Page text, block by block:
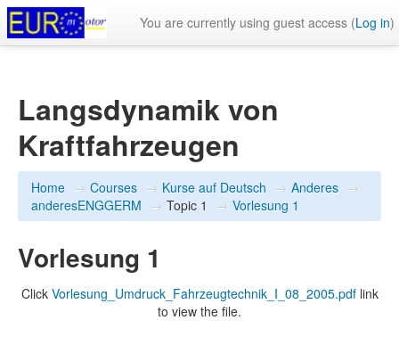
You are currently using guest access (Log in)
Langsdynamik von
Kraftfahrzeugen
Home → Courses → Kurse auf Deutsch → Anderes →
anderesENGGERM → Topic 1 → Vorlesung 1
Vorlesung 1
Click Vorlesung_Umdruck_Fahrzeugtechnik_I_08_2005.pdflink
to view the file.